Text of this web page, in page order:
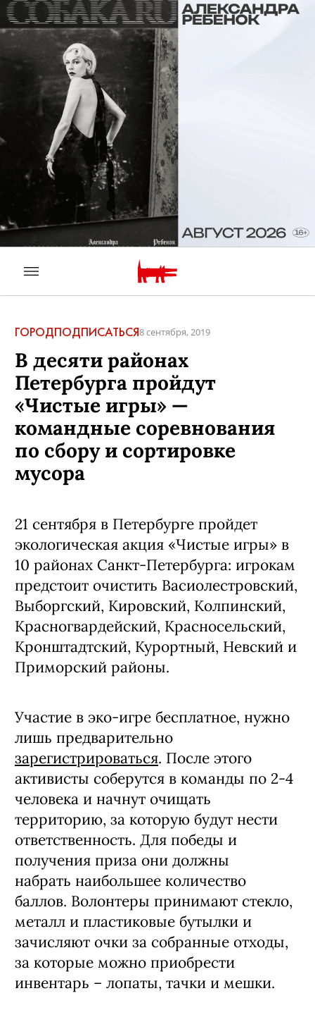
ГОРОДПОДПИСАТЬСЯ8 сентября, 2019
В десяти районах
Петербурга пройдут
«Чистые игры» —
командные соревнования
по сбору и сортировке
мусора
21 сентября в Петербурге пройдет
экологическая акция «Чистые игры» в
10 районах Санкт-Петербурга: игрокам
предстоит очистить Васиолестровский,
Выборгский, Кировский, Колпинский,
Красногвардейский, Красносельский,
Кронштадтский, Курортный, Невский и
Приморский районы.
Участие в эко-игре бесплатное, нужно
лишь предварительно
зарегистрироваться. После этого
активисты соберутся в команды по 2-4
человека и начнут очищать
территорию, за которую будут нести
ответственность. Для победы и
получения приза они должны
набрать наибольшее количество
баллов. Волонтеры принимают стекло,
металл и пластиковые бутылки и
зачисляют очки за собранные отходы,
за которые можно приобрести
инвентарь – лопаты, тачки и мешки.